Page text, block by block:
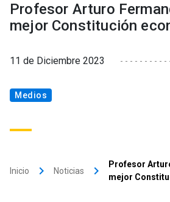
Profesor Arturo
mejor Constitución
11 de Diciembre 2023
Medios
Inicio keyboard_arrow_right Noticias keyboard_arrow_right
Profesor
mejor